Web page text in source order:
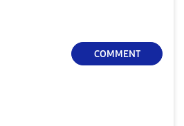
COMMENT